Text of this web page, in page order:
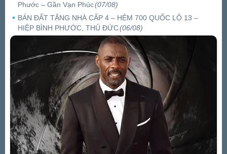
Phước – Gần Vạn Phúc(07/08)
BÁN ĐẤT TẶNG NHÀ CẤP 4 – HẺM 700 QUỐC LỘ 13 –
HIỆP BÌNH PHƯỚC, THỦ ĐỨC(06/08)